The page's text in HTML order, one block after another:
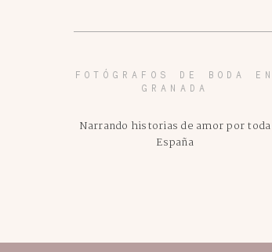
FOTÓGRAFOS DE BODA EN
GRANADA
Narrando historias de amor por toda
España